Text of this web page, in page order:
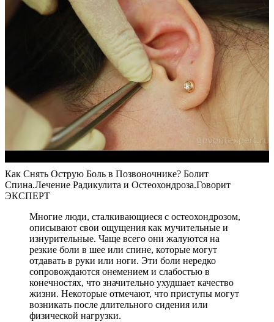
Как Снять Острую Боль в Позвоночнике? Болит
Спина.Лечение Радикулита и Остеохондроза.Говорит
ЭКСПЕРТ
Многие люди, сталкивающиеся с остеохондрозом,
описывают свои ощущения как мучительные и
изнурительные. Чаще всего они жалуются на
резкие боли в шее или спине, которые могут
отдавать в руки или ноги. Эти боли нередко
сопровождаются онемением и слабостью в
конечностях, что значительно ухудшает качество
жизни. Некоторые отмечают, что приступы могут
возникать после длительного сидения или
физической нагрузки.